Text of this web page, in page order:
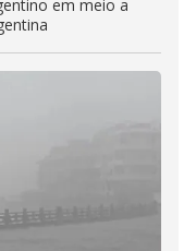
em meio a